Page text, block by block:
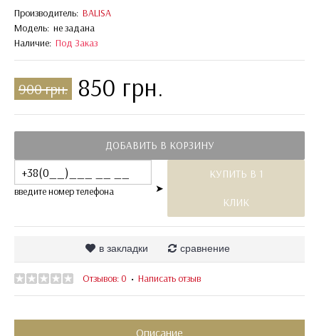
Производитель: BALISA
Модель: не задана
Наличие: Под Заказ
900 грн. 850 грн.
ДОБАВИТЬ В КОРЗИНУ
введите номер телефона ➤
КУПИТЬ В 1
КЛИК
в закладки сравнение
Отзывов: 0 • Написать отзыв
Описание